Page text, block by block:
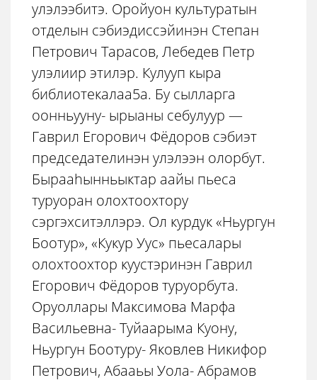
улэлээбитэ. Оройуон культуратын
отделын сэбиэдиссэйинэн Степан
Петрович Тарасов, Лебедев Петр
улэлиир этилэр. Кулууп кыра
библиотекалаа5а. Бу сылларга
оонньууну- ырыаны себулуур —
Гаврил Егорович Фёдоров сэбиэт
председателинэн улэлээн олорбут.
Бырааhынньыктар аайы пьеса
туруоран олохтоохтору
сэргэхситэллэрэ. Ол курдук «Ньургун
Боотур», «Кукур Уус» пьесалары
олохтоохтор куустэринэн Гаврил
Егорович Фёдоров туруорбута.
Оруоллары Максимова Марфа
Васильевна- Туйаарыма Куону,
Ньургун Боотуру- Яковлев Никифор
Петрович, Абааьы Уола- Абрамов